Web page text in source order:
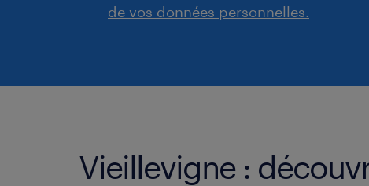
de vos données personnelles.
Vieillevigne :